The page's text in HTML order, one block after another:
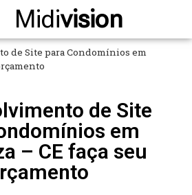
Midivision
de Site para Condomínios em
de Site
em
– CE faça seu